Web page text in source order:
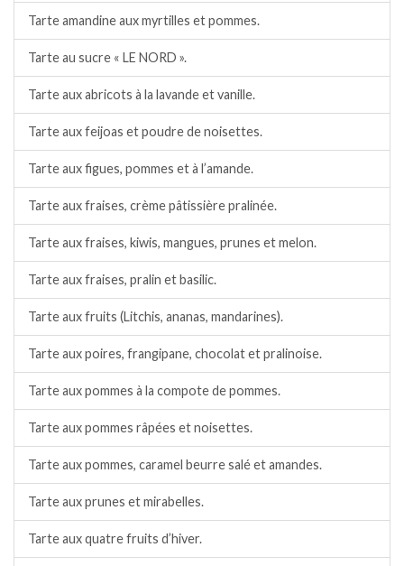
Tarte amandine aux myrtilles et pommes.
Tarte au sucre « LE NORD ».
Tarte aux abricots à la lavande et vanille.
Tarte aux feijoas et poudre de noisettes.
Tarte aux figues, pommes et à l’amande.
Tarte aux fraises, crème pâtissière pralinée.
Tarte aux fraises, kiwis, mangues, prunes et melon.
Tarte aux fraises, pralin et basilic.
Tarte aux fruits (Litchis, ananas, mandarines).
Tarte aux poires, frangipane, chocolat et pralinoise.
Tarte aux pommes à la compote de pommes.
Tarte aux pommes râpées et noisettes.
Tarte aux pommes, caramel beurre salé et amandes.
Tarte aux prunes et mirabelles.
Tarte aux quatre fruits d’hiver.